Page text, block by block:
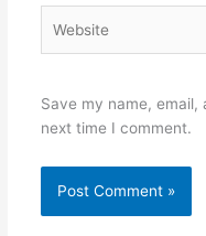
Save my name,
next time I comment.